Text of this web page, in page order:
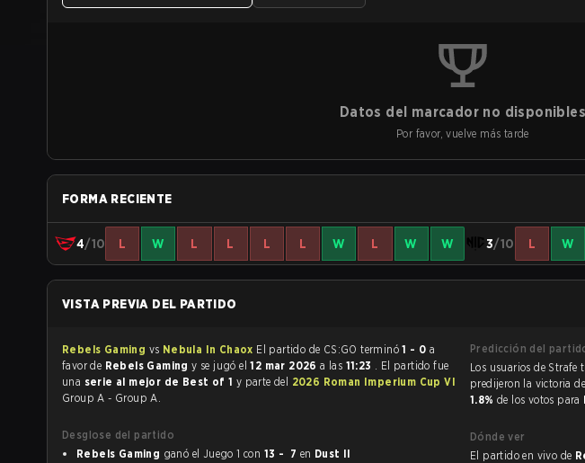
Datos del marcador no disponibles
Por favor, vuelve más tarde
FORMA RECIENTE
4/10 L W L L L L W L W W 3/10 L W
VISTA PREVIA DEL PARTIDO
Rebels Gaming vs Nebula In Chaox El partido de CS:GO terminó1 - 0
favor de Rebels Gamingy se jugó el12 mar 2026a las 11:23 . El partido fue
una serie al mejor de Best of 1 y parte del 2026 Roman Imperium Cup VI
Group A - Group A.
Desglose del partido
Rebels Gaming
ganó el Juego 1 con 13 - 7 en Dust II
Predicción del
Los usuarios de Strafe tenían un favorito abrumador en este partido, y
predijeron la victoria de
1.8% de los votos para
Dónde ver
El partido en vivo de